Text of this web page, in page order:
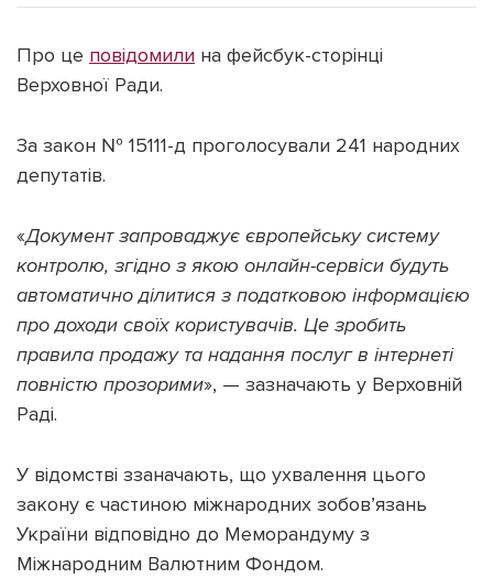
Про це повідомили на фейсбук-сторінці
Верховної Ради.
За закон № 15111-д проголосували 241 народних
депутатів.
«Документ запроваджує європейську систему
контролю, згідно з якою онлайн-сервіси будуть
автоматично ділитися з податковою інформацією
про доходи своїх користувачів. Це зробить
правила продажу та надання послуг в інтернеті
повністю прозорими», — зазначають у Верховній
Раді.
У відомстві ззаначають, що ухвалення цього
закону є частиною міжнародних зобов’язань
України відповідно до Меморандуму з
Міжнародним Валютним Фондом.